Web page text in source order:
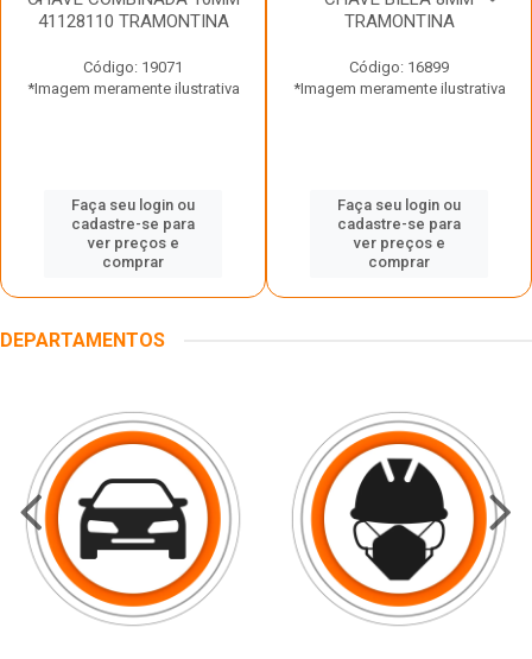
41128110 TRAMONTINA
Código: 19071
*Imagem meramente ilustrativa
Faça seu login ou
cadastre-se para
ver preços e
comprar
TRAMONTINA
Código: 16899
*Imagem meramente ilustrativa
Faça seu login ou
cadastre-se para
ver preços e
comprar
DEPARTAMENTOS